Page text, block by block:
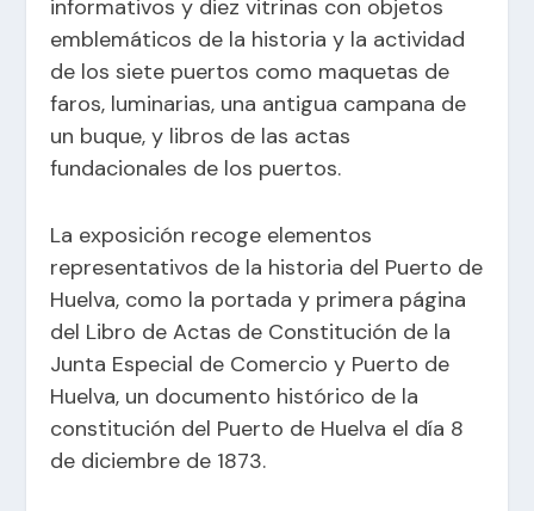
informativos y diez vitrinas con objetos
emblemáticos de la historia y la actividad
de los siete puertos como maquetas de
faros, luminarias, una antigua campana de
un buque, y libros de las actas
fundacionales de los puertos.
La exposición recoge elementos
representativos de la historia del Puerto de
Huelva, como la portada y primera página
del Libro de Actas de Constitución de la
Junta Especial de Comercio y Puerto de
Huelva, un documento histórico de la
constitución del Puerto de Huelva el día 8
de diciembre de 1873.